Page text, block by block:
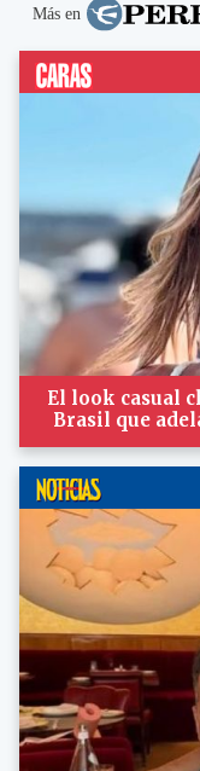
Más en
El look casual
Brasil que